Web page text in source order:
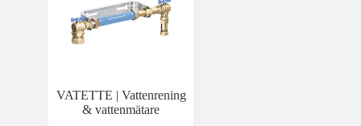
VATETTE | Vattenrening
& vattenmätare